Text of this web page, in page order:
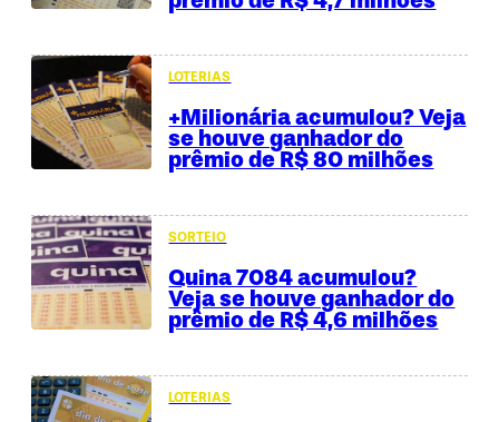
LOTERIAS
+Milionária acumulou? Veja
se houve ganhador do
prêmio de R$ 80 milhões
SORTEIO
Quina 7084 acumulou?
Veja se houve ganhador do
prêmio de R$ 4,6 milhões
LOTERIAS